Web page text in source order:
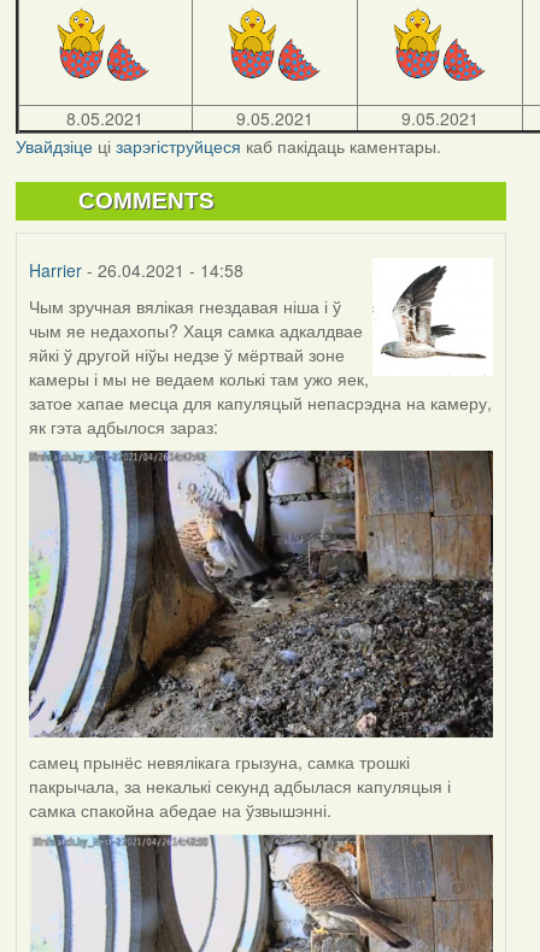
8.05.2021 9.05.2021
9.05.2021
Увайдзіцеці зарэгіструйцеся каб пакідаць каментары.
COMMENTS
Harrier- 26.04.2021 - 14:58
Чым зручная вялікая гнездавая ніша і ў
чым яе недахопы? Хаця самка адкалдвае
яйкі ў другой ніўы недзе ў мёртвай зоне
камеры і мы не ведаем колькі там ужо яек,
затое хапае месца для капуляцый непасрэдна на камеру,
як гэта адбылося зараз:
самец прынёс невялікага грызуна, самка трошкі
пакрычала, за некалькі секунд адбылася капуляцыя і
самка спакойна абедае на ўзвышэнні.